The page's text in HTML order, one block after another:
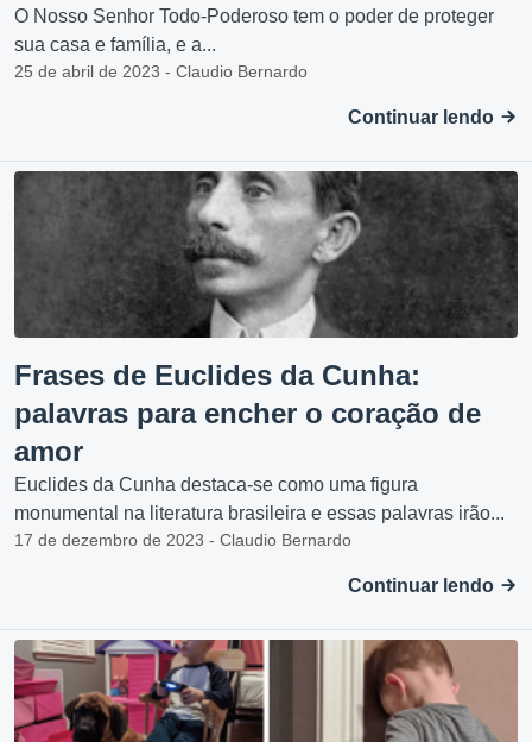
O Nosso Senhor Todo-Poderoso tem o poder de proteger
sua casa e família, e a...
25 de abril de 2023 - Claudio Bernardo
Continuar lendo
Frases de Euclides da Cunha:
palavras para encher o coração de
amor
Euclides da Cunha destaca-se como uma figura
monumental na literatura brasileira e essas palavras irão...
17 de dezembro de 2023 - Claudio Bernardo
Continuar lendo